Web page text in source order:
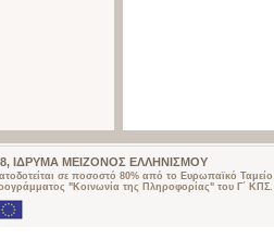
ΙΔΡΥΜΑ ΜΕΙΖΟΝΟΣ ΕΛΛΗΝΙΣΜΟΥ
σε ποσοστό 80% από το Ευρωπαϊκό
"Κοινωνία της Πληροφορίας" του Γ΄ ΚΠΣ.